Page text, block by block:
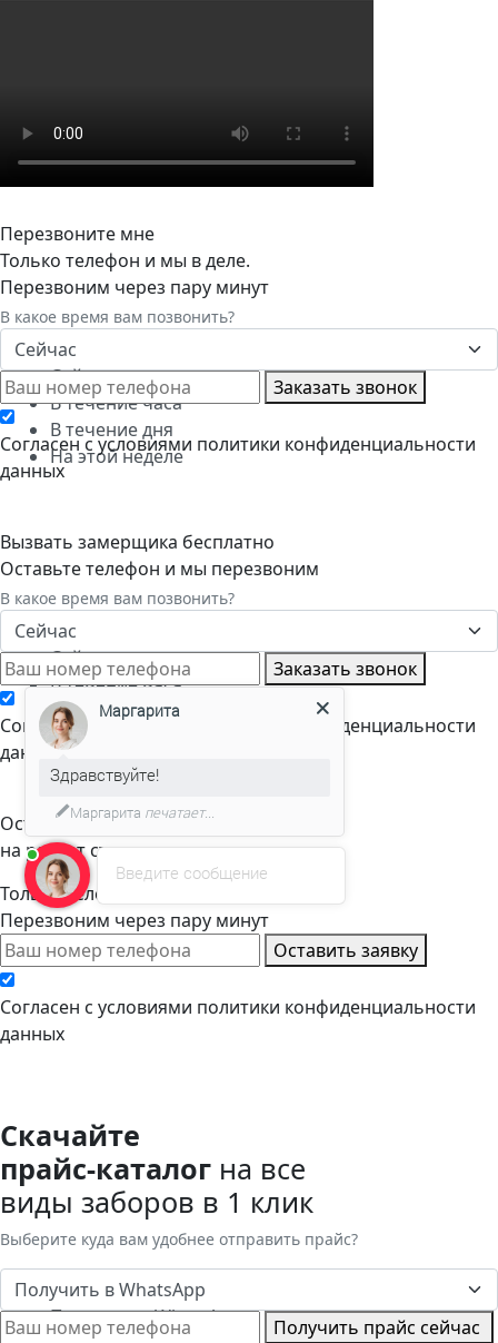
Перезвоните мне
Только телефон и мы в деле.
Перезвоним через пару минут
В какое время вам позвонить?
Сейчас
Сейчас
В течение часа
В течение дня
На этой неделе
Заказать звонок
Cогласен с условиями политики конфиденциальности
данных
Вызвать замерщика бесплатно
Оставьте телефон и мы перезвоним
В какое время вам позвонить?
Сейчас
Сейчас
В течение часа
В течение дня
На этой неделе
Заказать звонок
Cогласен с условиями
политики конфиденциальности
данных
Оставьте заявку
на расчет стоимости
Только телефон и мы в деле.
Перезвоним через пару минут
Оставить заявку
Cогласен с условиями политики конфиденциальности
данных
Скачайте
прайс-каталог на все
виды заборов в 1 клик
Выберите куда вам удобнее отправить прайс?
Получить в WhatsApp
Получить в WhatsApp
Получить прайс сейчас
Введите сообщение
Маргарита
Здравствуйте!
Маргарита печатает...